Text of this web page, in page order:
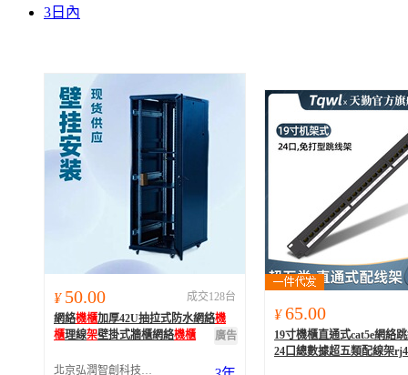
3日內
¥ 50.00
成交128台
網絡機櫃加厚42U抽拉式防水網絡機
櫃理線架壁掛式牆櫃網絡機櫃 廣告
北京弘潤智創科技有限公司
¥ 65.00
19寸機櫃直通式cat5e網絡
24口總數據超五類配線架